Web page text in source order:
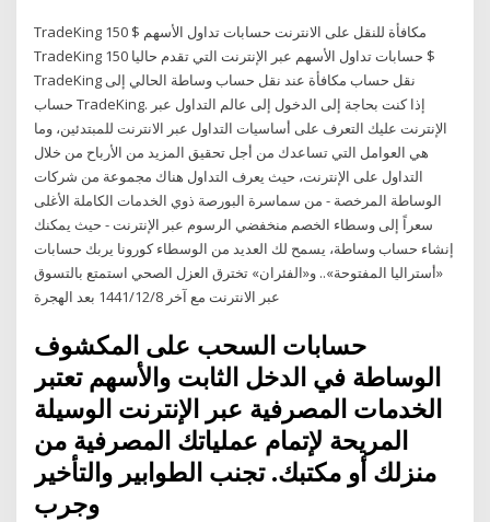
TradeKing 150 $ مكافأة للنقل على الانترنت حسابات تداول الأسهم
TradeKing حسابات تداول الأسهم عبر الإنترنت التي تقدم حاليا 150 $
TradeKing نقل حساب مكافأة عند نقل حساب وساطة الحالي إلى
حساب TradeKing. إذا كنت بحاجة إلى الدخول إلى عالم التداول عبر
الإنترنت عليك التعرف على أساسيات التداول عبر الانترنت للمبتدئين، وما
هي العوامل التي تساعدك من أجل تحقيق المزيد من الأرباح من خلال
التداول على الإنترنت، حيث يعرف التداول هناك مجموعة من شركات
الوساطة المرخصة - من سماسرة البورصة ذوي الخدمات الكاملة الأغلى
سعراً إلى وسطاء الخصم منخفضي الرسوم عبر الإنترنت - حيث يمكنك
إنشاء حساب وساطة، يسمح لك العديد من الوسطاء كورونا يربك حسابات
«أستراليا المفتوحة».. و«الفئران» تخترق العزل الصحي استمتع بالتسوق
عبر الانترنت مع آخر 8‏‏/12‏‏/1441 بعد الهجرة
حسابات السحب على المكشوف
الوساطة في الدخل الثابت والأسهم تعتبر
الخدمات المصرفية عبر الإنترنت الوسيلة
المريحة لإتمام عملياتك المصرفية من
منزلك أو مكتبك. تجنب الطوابير والتأخير
وجرب